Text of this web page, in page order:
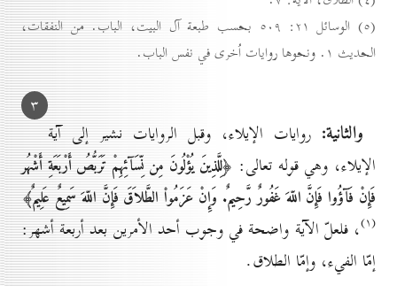
(٥) الوسائل ۲۱: ٥٠۹ بحسب طبعة آل البيت، الباب. من النفقات،
الحديث ۱. ونحوها روايات اُخرى في نفس الباب.
۳
والثانية: روايات الإيلاء، وقبل الروايات نشير إلى آية
الإيلاء، وهي قوله تعالى: ﴿لِلَّذِينَ يُؤْلُونَ مِن نِّسَآئِهِمْ تَرَبُّصُ أَرْبَعَةِ أَشْهُر
فَإِنْ فَآؤُوا فَإِنَّ اللّهَ غَفُورٌ رَّحِيمٌ. وَإِنْ عَزَمُواْ الطَّلاَقَ فَإِنَّ اللّهَ سَمِيعٌ عَلِيمٌ﴾
(۱) ، فلعلّ الآية واضحة في وجوب أحد الأمرين بعد أربعة أشهر:
إمّا الفيء، وإمّا الطلاق.